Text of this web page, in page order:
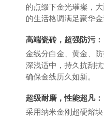
的点缀下金光璀璨，
的生活格调满足豪华金
高端瓷砖，超强防污：
金线分白金、黄金、
深浅适中，持久抗刮
确保金线历久如新。
超级耐磨，性能超凡：
采用纳米金刚超硬熔